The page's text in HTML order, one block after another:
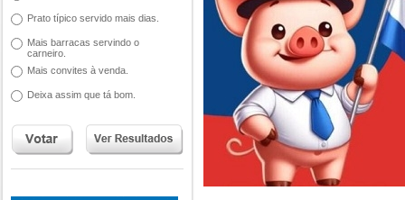
Prato típico servido mais dias.
Mais barracas servindo o
carneiro.
Mais convites à venda.
Deixa assim que tá bom.